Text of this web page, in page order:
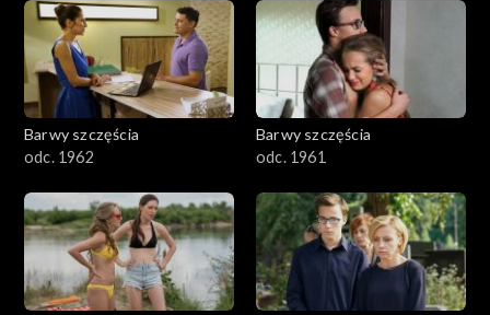
Barwy szczęścia
odc. 1962
Barwy szczęścia
odc. 1961